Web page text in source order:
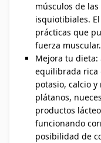
músculos de
isquiotibiales.
prácticas que
fuerza muscular.
Mejora tu
equilibrada rica
potasio, calcio
plátanos,
productos
funcionando
posibilidad de